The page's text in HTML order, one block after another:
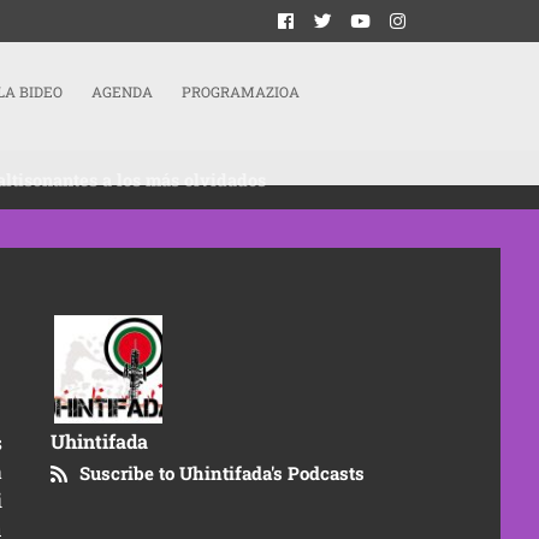
BIDEO AGENDA PROGRAMAZIOA
a los más olvidados
Uhintifada
Suscribe to Uhintifada's Podcasts